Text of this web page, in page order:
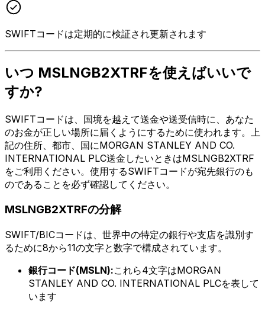
SWIFTコードは定期的に検証され更新されます
いつ MSLNGB2XTRFを使えばいいで
すか?
SWIFTコードは、国境を越えて送金や送受信時に、あなた
のお金が正しい場所に届くようにするために使われます。上
記の住所、都市、国にMORGAN STANLEY AND CO.
INTERNATIONAL PLC送金したいときはMSLNGB2XTRF
をご利用ください。使用するSWIFTコードが宛先銀行のも
のであることを必ず確認してください。
MSLNGB2XTRFの分解
SWIFT/BICコードは、世界中の特定の銀行や支店を識別す
るために8から11の文字と数字で構成されています。
銀行コード(MSLN):これら4文字はMORGAN
STANLEY AND CO. INTERNATIONAL PLCを表して
います